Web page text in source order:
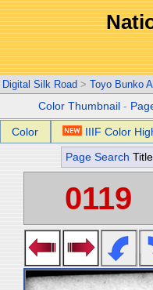
Digital Silk Road > Toyo Bunko
Color Thumbnail -
Color IIIF Color
Page Search Title
0119